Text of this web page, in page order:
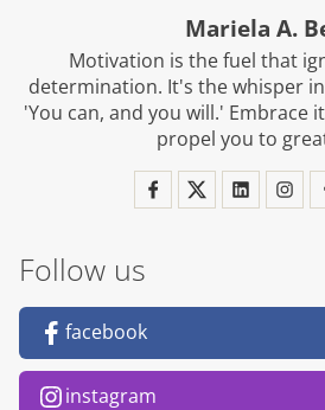
Mariela A.
Motivation is the fuel that
determination. It's the whisper
'You can, and you will.' Embrace
propel you to
Follow us
facebook
instagram